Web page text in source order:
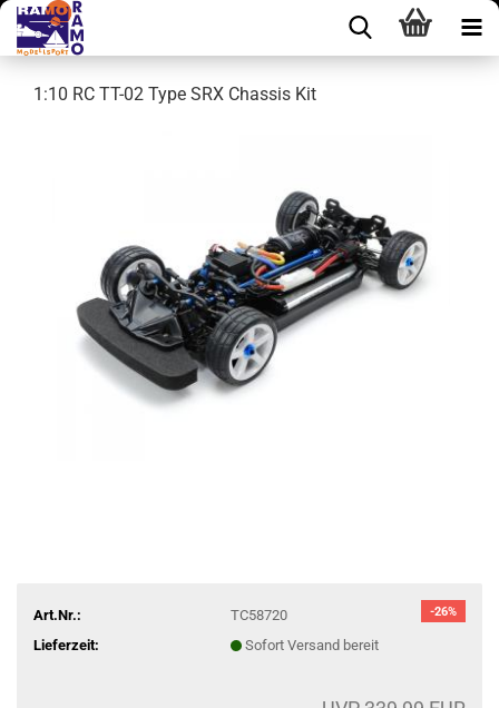
1:10 RC TT-02 Type SRX Chassis Kit
-26%
Art.Nr.:
TC58720
Lieferzeit:
Sofort Versand bereit